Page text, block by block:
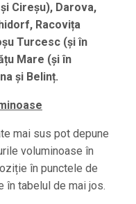
Cireșu), Darova,
Racovița
Turcesc (și în
Mare (și în
și Belinț.
mai sus pot depune
voluminoase în
în punctele de
în tabelul de mai jos.